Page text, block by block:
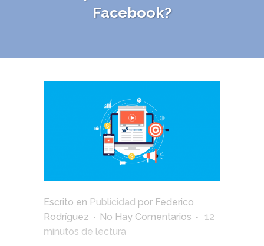
Facebook?
Escrito en Publicidad por Federico
Rodríguez
No Hay Comentarios
12
minutos de lectura